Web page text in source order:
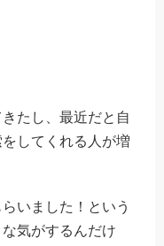
たし、最近だと自
してくれる人が増
いました！という
気がするんだけ